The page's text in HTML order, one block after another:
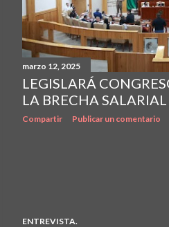
marzo 12, 2025
LEGISLARÁ
LA BRECHA
Compartir Publicar un comentario
ENTREVISTA.